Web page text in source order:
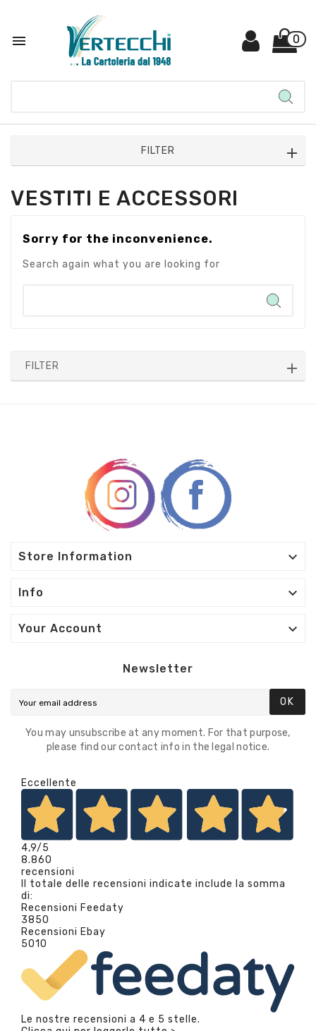
 0
FILTER
VESTITI E ACCESSORI
Sorry for the inconvenience.
Search again what you are looking for
FILTER
Store Information 
Info 
Your Account 
Newsletter
OK
You may unsubscribe at any moment. For that purpose,
please find our contact info in the legal notice.
Eccellente
4,9/5
8.860
recensioni
Il totale delle recensioni indicate include la somma
di:
Recensioni Feedaty
3850
Recensioni Ebay
5010
Le nostre recensioni a 4 e 5 stelle.